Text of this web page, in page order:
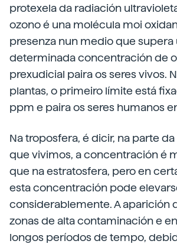
protexela da radiación
ozono é una molécula moi
presenza nun medio que supera
determinada concentración de
prexudicial paira os seres vivos.
plantas, o primeiro límite está
ppm e paira os seres humanos
Na troposfera, é dicir, na parte
que vivimos, a concentración é
que na estratosfera, pero en
esta concentración pode
considerablemente. A aparición
zonas de alta contaminación e
longos períodos de tempo,